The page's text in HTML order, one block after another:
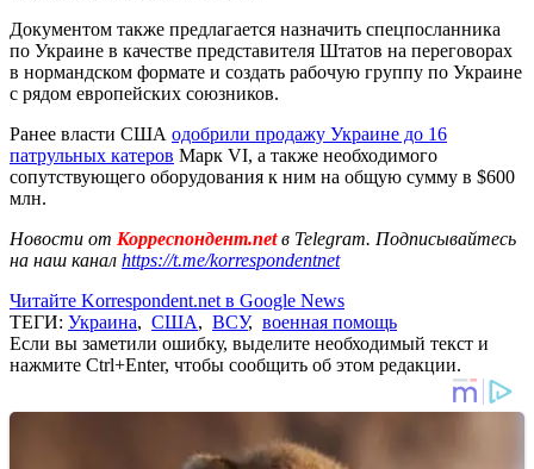
Документом также предлагается назначить спецпосланника
по Украине в качестве представителя Штатов на переговорах
в нормандском формате и создать рабочую группу по Украине
с рядом европейских союзников.
Ранее власти США одобрили продажу Украине до 16
патрульных катеров Марк VI, а также необходимого
сопутствующего оборудования к ним на общую сумму в $600
млн.
Новости от Корреспондент.netв Telegram. Подписывайтесь
на наш канал https://t.me/korrespondentnet
Читайте Korrespondent.net в Google News
ТЕГИ: Украина, США, ВСУ, военная помощь
Если вы заметили ошибку, выделите необходимый текст и
нажмите Ctrl+Enter, чтобы сообщить об этом редакции.